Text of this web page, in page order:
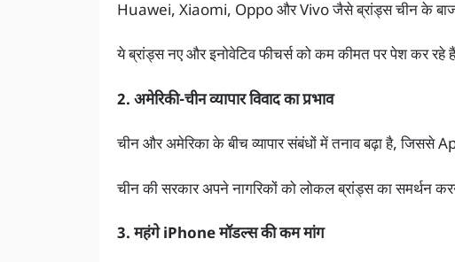
Huawei, Xiaomi, Oppo और Vivo जैसे ब्रांड्स चीन के
ये ब्रांड्स नए और इनोवेटिव फीचर्स को कम कीमत पर पेश कर रहे
2. अमेरिकी-चीन व्यापार विवाद का प्रभाव
चीन और अमेरिका के बीच व्यापार संबंधों में तनाव बढ़ा है, जिससे
चीन की सरकार अपने नागरिकों को लोकल ब्रांड्स का समर्थन
3. महंगे iPhone मॉडल्स की कम मांग